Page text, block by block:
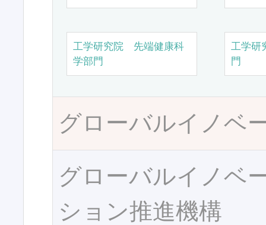
工学研究院 先端健康科
学部門
工学研
門
グローバルイノベ
グローバルイノベ
ション推進機構